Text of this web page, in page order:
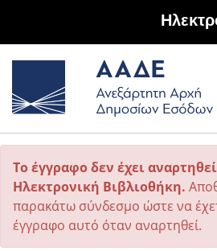
Το έγγραφο δεν έχει
Ηλεκτρονική Βιβλιοθήκη.
παρακάτω σύνδεσμο ώστε να
έγγραφο αυτό όταν αναρτηθεί.